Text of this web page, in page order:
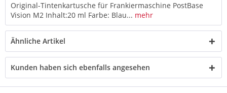
Original-Tintenkartusche für Frankiermaschine PostBase
Vision M2 Inhalt:20 ml Farbe: Blau... mehr
Ähnliche Artikel
Kunden haben sich ebenfalls angesehen